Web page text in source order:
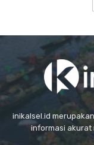
inikalsel.id
informasi akurat